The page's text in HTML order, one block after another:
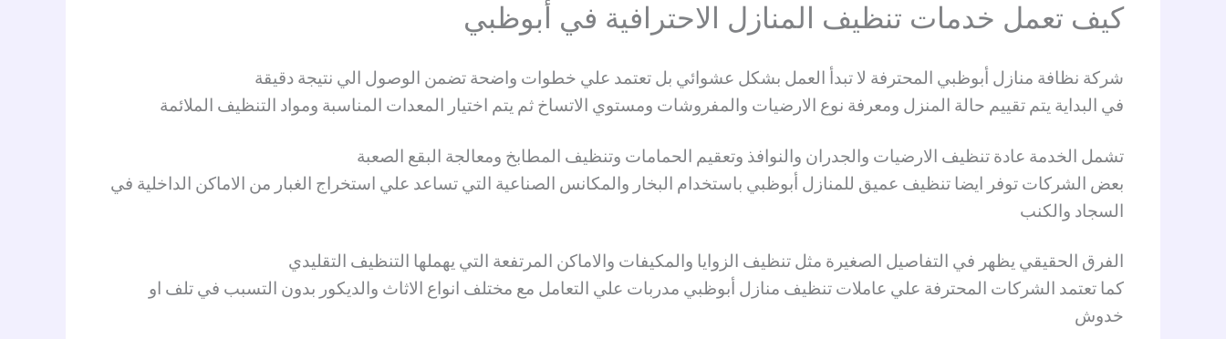
كيف تعمل خدمات تنظيف المنازل الاحترافية في أبوظبي
شركة نظافة منازل أبوظبي المحترفة لا تبدأ العمل بشكل عشوائي بل تعتمد علي خطوات واضحة تضمن الوصول الي نتيجة دقيقة
في البداية يتم تقييم حالة المنزل ومعرفة نوع الارضيات والمفروشات ومستوي الاتساخ ثم يتم اختيار المعدات المناسبة ومواد التنظيف الملائمة
تشمل الخدمة عادة تنظيف الارضيات والجدران والنوافذ وتعقيم الحمامات وتنظيف المطابخ ومعالجة البقع الصعبة
بعض الشركات توفر ايضا تنظيف عميق للمنازل أبوظبي باستخدام البخار والمكانس الصناعية التي تساعد علي استخراج الغبار من الاماكن الداخلية في
السجاد والكنب
الفرق الحقيقي يظهر في التفاصيل الصغيرة مثل تنظيف الزوايا والمكيفات والاماكن المرتفعة التي يهملها التنظيف التقليدي
كما تعتمد الشركات المحترفة علي عاملات تنظيف منازل أبوظبي مدربات علي التعامل مع مختلف انواع الاثاث والديكور بدون التسبب في تلف او
خدوش